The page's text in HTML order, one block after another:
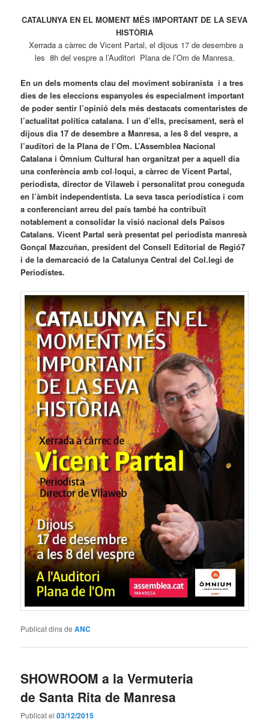
CATALUNYA EN EL MOMENT MÉS IMPORTANT DE LA SEVA
HISTÒRIA
Xerrada a càrrec de Vicent Partal, el dijous 17 de desembre a
les 8h del vespre a l’Auditori Plana de l’Om de Manresa.
En un dels moments clau del moviment sobiranista i a tres
dies de les eleccions espanyoles és especialment important
de poder sentir l’opinió dels més destacats comentaristes de
l’actualitat política catalana. I un d’ells, precisament, serà el
dijous dia 17 de desembre a Manresa, a les 8 del vespre, a
l’auditori de la Plana de l’Om. L’Assemblea Nacional
Catalana i Òmnium Cultural han organitzat per a aquell dia
una conferència amb col·loqui, a càrrec de Vicent Partal,
periodista, director de Vilaweb i personalitat prou coneguda
en l’àmbit independentista. La seva tasca periodística i com
a conferenciant arreu del país també ha contribuït
notablement a consolidar la visió nacional dels Països
Catalans. Vicent Partal serà presentat pel periodista manresà
Gonçal Mazcuñan, president del Consell Editorial de Regió7
i de la demarcació de la Catalunya Central del Col.legi de
Periodistes.
Publicat dins de ANC
SHOWROOM a la Vermuteria
de Santa Rita de Manresa
Publicat el03/12/2015